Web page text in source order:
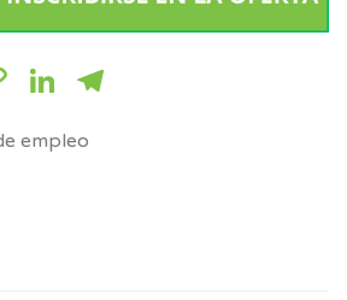
CopyLinkedIn
empleo